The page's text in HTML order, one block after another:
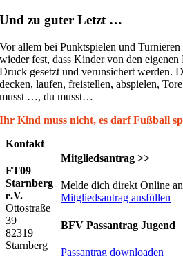
Und zu guter Letzt …
Vor allem bei Punktspielen und
wieder fest, dass Kinder von den
Druck gesetzt und verunsichert werden.
decken, laufen, freistellen, abspielen,
musst …, du musst… –
Ihr Kind muss nicht, es darf Fußball
Mitgliedsantrag >>
Melde dich direkt Online
Mitgliedsantrag ausfüllen
BFV Passantrag Jugend
Passantrag downloaden
Kontakt
FT09
Starnberg
e.V.
Ottostraße
39
82319
Starnberg